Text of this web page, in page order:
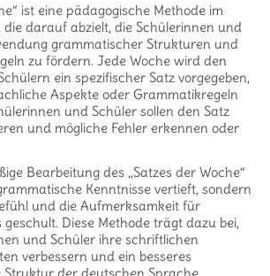
ist eine pädagogische Methode im
darauf abzielt, die Schülerinnen und
grammatischer Strukturen und
zu fördern. Jede Woche wird den
ein spezifischer Satz vorgegeben,
Aspekte oder Grammatikregeln
und Schüler sollen den Satz
und mögliche Fehler erkennen oder
Bearbeitung des „Satzes der Woche“
Kenntnisse vertieft, sondern
und die Aufmerksamkeit für
Diese Methode trägt dazu bei,
und Schüler ihre schriftlichen
verbessern und ein besseres